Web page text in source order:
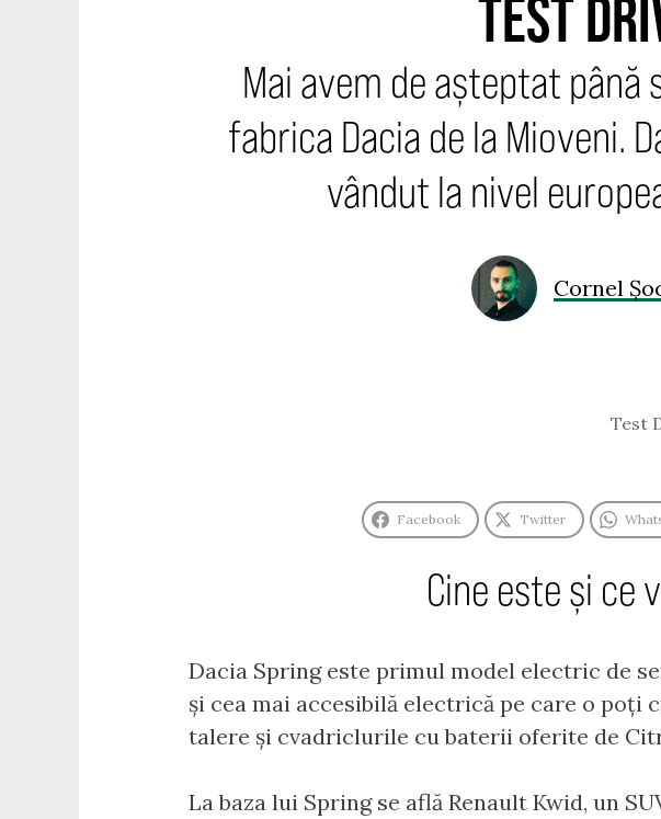
TEST
Mai avem de așteptat până
fabrica Dacia de la Mioveni.
vândut la nivel
Cornel
Test
Facebook Twitter
Cine este și ce
Dacia Spring este primul model electric de
și cea mai accesibilă electrică pe care o poți
talere și cvadriclurile cu baterii oferite de
La baza lui Spring se află Renault Kwid, un